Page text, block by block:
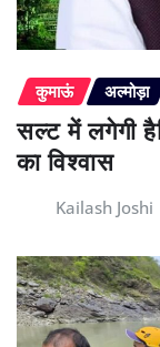
कुमाऊं अल्मोड़ा
सल्ट में लगेगी
का विश्वास
Kailash Joshi